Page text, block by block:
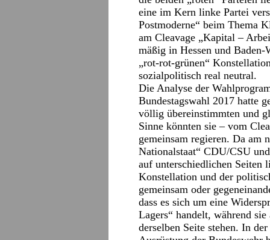
eine im Kern linke Partei
Postmoderne“ beim Thema
am Cleavage „Kapital –
mäßig in Hessen und
„rot-rot-grünen“
sozialpolitisch real neutral.
Die Analyse der
Bundestagswahl 2017 hatte
völlig übereinstimmten und
Sinne könnten sie – vom
gemeinsam regieren. Da am
Nationalstaat“ CDU/CSU
auf unterschiedlichen Seiten
Konstellation und der
gemeinsam oder
dass es sich um eine
Lagers“ handelt, während
derselben Seite stehen. In